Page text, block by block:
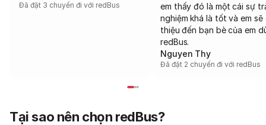
Đã đặt 3 chuyến đi với redBus
em thấy đó là một cái sự
nghiệm khá là tốt và em sẽ
thiệu đến bạn bè của em
redBus.
Nguyen Thy
Đã đặt 2 chuyến đi với redBus
Tại sao nên chọn redBus?